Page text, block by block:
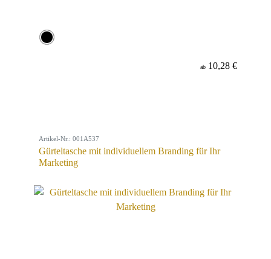
ab 10,28 €
Artikel-Nr.: 001A537
Gürteltasche mit individuellem Branding für Ihr
Marketing